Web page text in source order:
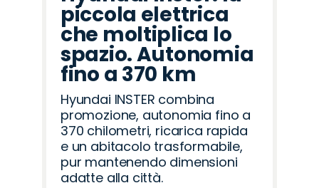
piccola elettrica
che moltiplica lo
spazio. Autonomia
fino a 370 km
Hyundai INSTER combina
promozione, autonomia fino a
370 chilometri, ricarica rapida
e un abitacolo trasformabile,
pur mantenendo dimensioni
adatte alla città.